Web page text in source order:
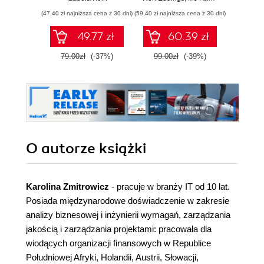
(47,40 zł najniższa cena z 30 dni)
49.77 zł
79.00zł (-37%)
cyfrowych
(59,40 zł najniższa cena z 30 dni)
60.39 zł
99.00zł (-39%)
O autorze książki
Karolina Zmitrowicz - pracuje w branży IT od 10 lat.
Posiada międzynarodowe doświadczenie w zakresie
analizy biznesowej i inżynierii wymagań, zarządzania
jakością i zarządzania projektami: pracowała dla
wiodących organizacji finansowych w Republice
Południowej Afryki, Holandii, Austrii, Słowacji,